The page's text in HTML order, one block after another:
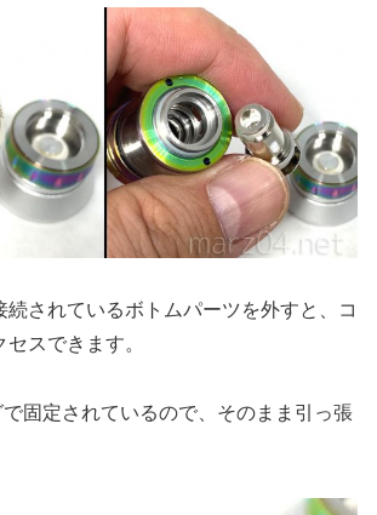
続されているボトムパーツを外すと、コ
スできます。
固定されているので、そのまま引っ張